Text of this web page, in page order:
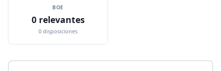
BOE
0 relevantes
0 disposiciones